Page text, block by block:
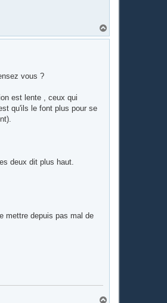
a
vous ?
est lente , ceux qui
qu'ils le font plus pour se
deux dit plus haut.
mettre depuis pas mal de